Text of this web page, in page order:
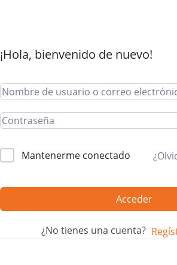
¡Hola, bienvenido de nuevo!
Mantenerme conectado
Acceder
¿No tienes una cuenta?